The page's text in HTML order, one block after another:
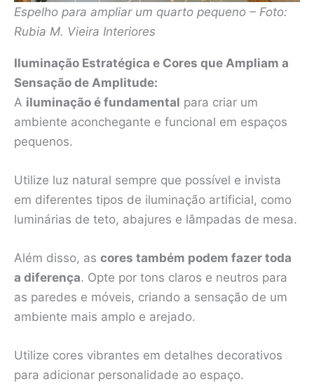
Espelho para ampliar um quarto pequeno – Foto:
Rubia M. Vieira Interiores
Iluminação Estratégica e Cores que Ampliam a
Sensação de Amplitude:
A iluminação é fundamental para criar um
ambiente aconchegante e funcional em espaços
pequenos.
Utilize luz natural sempre que possível e invista
em diferentes tipos de iluminação artificial, como
luminárias de teto, abajures e lâmpadas de mesa.
Além disso, as cores também podem fazer toda
a diferença. Opte por tons claros e neutros para
as paredes e móveis, criando a sensação de um
ambiente mais amplo e arejado.
Utilize cores vibrantes em detalhes decorativos
para adicionar personalidade ao espaço.